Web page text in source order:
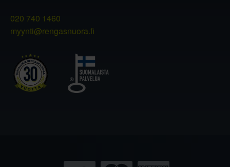
020 740 1460
myynti@rengasnuora.fi